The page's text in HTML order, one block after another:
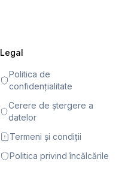
Legal
Politica de
confidențialitate
Cerere de ștergere a
datelor
Termeni și condiții
Politica privind încălcările